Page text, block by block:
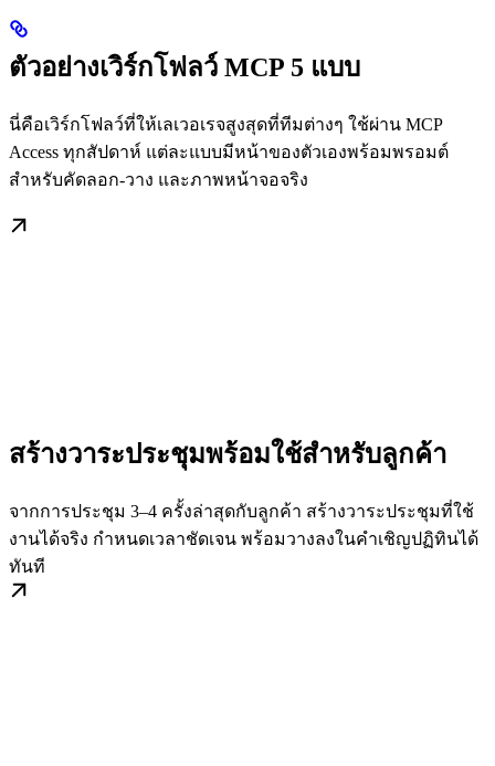
ตัวอย่างเวิร์กโฟลว์ MCP 5 แบบ
นี่คือเวิร์กโฟลว์ที่ให้เลเวอเรจสูงสุดที่ทีมต่างๆ ใช้ผ่าน MCP
Access ทุกสัปดาห์ แต่ละแบบมีหน้าของตัวเองพร้อมพรอมต์
สำหรับคัดลอก-วาง และภาพหน้าจอจริง
สร้างวาระประชุมพร้อมใช้สำหรับลูกค้า
จากการประชุม 3–4 ครั้งล่าสุดกับลูกค้า สร้างวาระประชุมที่ใช้
งานได้จริง กำหนดเวลาชัดเจน พร้อมวางลงในคำเชิญปฏิทินได้
ทันที